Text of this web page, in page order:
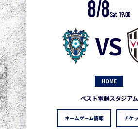
8/8Sat. 19:00
VS
HOME
ベスト電器スタジアム
ホームゲーム情報 チケ